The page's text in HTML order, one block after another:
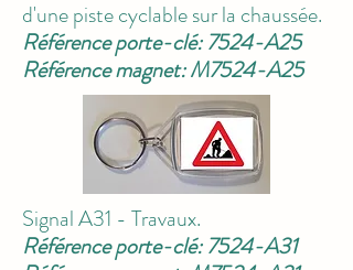
d'une piste cyclable sur la chaussée.
Référence porte-clé: 7524-A25
Référence magnet: M7524-A25
Signal A31 - Travaux.
Référence porte-clé: 7524-A31